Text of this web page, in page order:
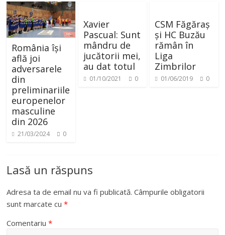
România își
află joi
adversarele
din
preliminariile
europenelor
masculine
din 2026
21/03/2024 0
Xavier
Pascual: Sunt
mândru de
jucătorii mei,
au dat totul
01/10/2021 0
CSM Făgăraș
și HC Buzău
rămân în
Liga
Zimbrilor
01/06/2019 0
Lasă un răspuns
Adresa ta de email nu va fi publicată. Câmpurile obligatorii
sunt marcate cu*
Comentariu*